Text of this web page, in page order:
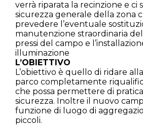
verrà riparata la recinzione e ci
sicurezza generale della zona
prevedere l’eventuale
manutenzione straordinaria
pressi del campo e
illuminazione
L’OBIETTIVO
L’obiettivo è quello di ridare
parco completamente
che possa permettere di
sicurezza. Inoltre il nuovo
funzione di luogo di
piccoli.